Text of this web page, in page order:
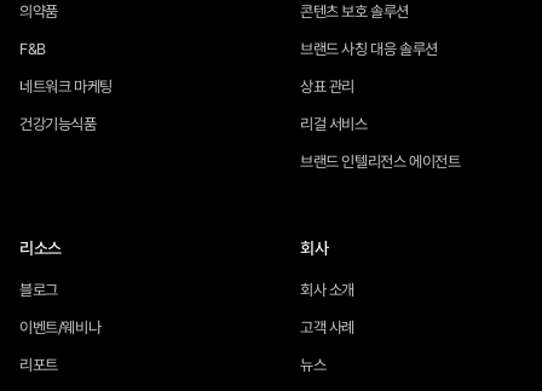
콘텐츠 보호 솔루션
브랜드 사칭 대응 솔루션
상표 관리
리걸 서비스
브랜드 인텔리전스 에이전트
의약품
F&B
네트워크 마케팅
건강기능식품
리소스
블로그
이벤트/웨비나
리포트
회사
회사 소개
고객 사례
뉴스